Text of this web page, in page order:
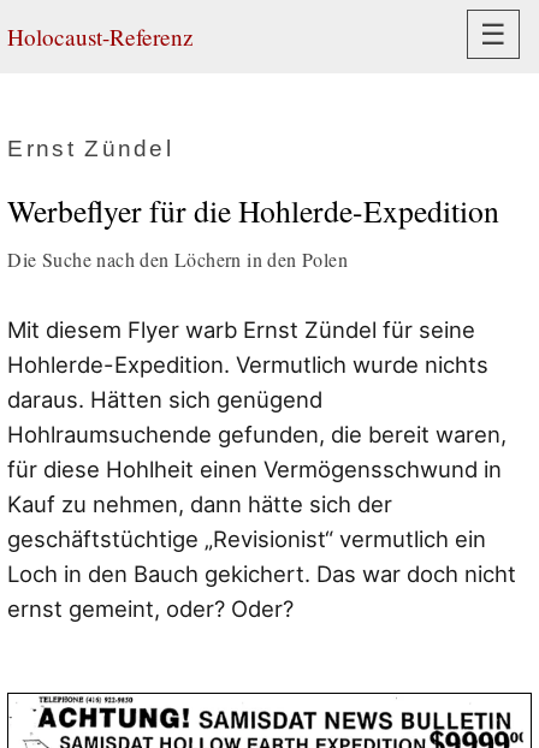
Holocaust-Referenz ☰
Ernst Zündel
Werbeflyer für die Hohlerde-Expedition
Die Suche nach den Löchern in den Polen
Mit diesem Flyer warb Ernst Zündel für seine
Hohlerde-Expedition. Vermutlich wurde nichts
daraus. Hätten sich genügend
Hohlraumsuchende gefunden, die bereit waren,
für diese Hohlheit einen Vermögensschwund in
Kauf zu nehmen, dann hätte sich der
geschäftstüchtige „Revisionist“ vermutlich ein
Loch in den Bauch gekichert. Das war doch nicht
ernst gemeint, oder? Oder?